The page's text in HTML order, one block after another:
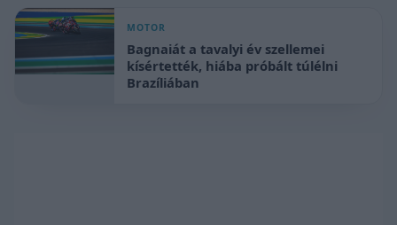
MOTOR
Bagnaiát a tavalyi év szellemei
kísértették, hiába próbált túlélni
Brazíliában